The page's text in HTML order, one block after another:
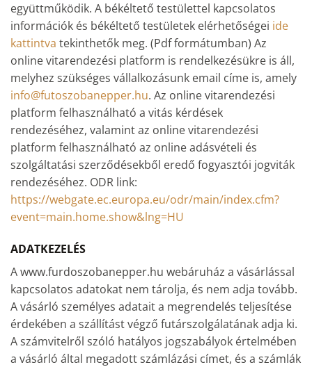
együttműködik. A békéltető testülettel kapcsolatos
információk és békéltető testületek elérhetőségei ide
kattintva tekinthetők meg. (Pdf formátumban) Az
online vitarendezési platform is rendelkezésükre is áll,
melyhez szükséges vállalkozásunk email címe is, amely
info@futoszobanepper.hu. Az online vitarendezési
platform felhasználható a vitás kérdések
rendezéséhez, valamint az online vitarendezési
platform felhasználható az online adásvételi és
szolgáltatási szerződésekből eredő fogyasztói jogviták
rendezéséhez. ODR link:
https://webgate.ec.europa.eu/odr/main/index.cfm?
event=main.home.show&lng=HU
ADATKEZELÉS
A www.furdoszobanepper.hu webáruház a vásárlással
kapcsolatos adatokat nem tárolja, és nem adja tovább.
A vásárló személyes adatait a megrendelés teljesítése
érdekében a szállítást végző futárszolgálatának adja ki.
A számvitelről szóló hatályos jogszabályok értelmében
a vásárló által megadott számlázási címet, és a számlák